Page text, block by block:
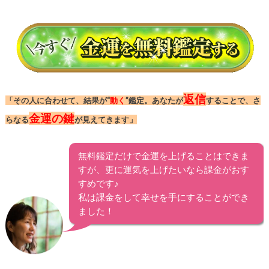
「その人に合わせて、結果が“動く ”鑑定。あなたが返信することで、さ
らなる金運の鍵が見えてきます」
無料鑑定だけで金運を上げることはできま
すが、更に運気を上げたいなら課金がおす
すめです♪
私は課金をして幸せを手にすることができ
ました！